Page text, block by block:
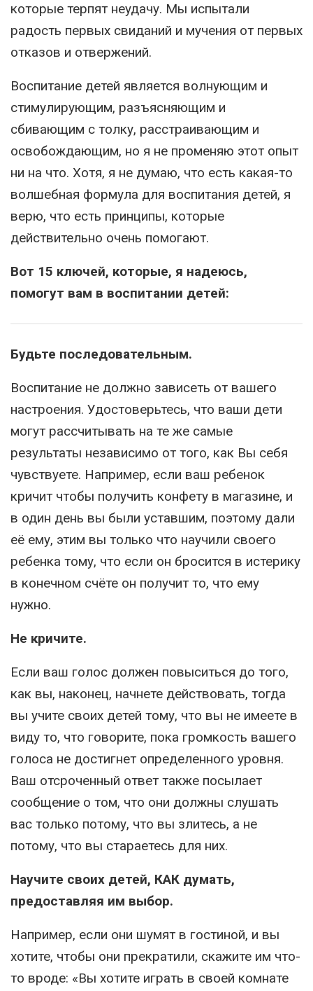
которые терпят неудачу. Мы испытали
радость первых свиданий и мучения от первых
отказов и отвержений.
Воспитание детей является волнующим и
стимулирующим, разъясняющим и
сбивающим с толку, расстраивающим и
освобождающим, но я не променяю этот опыт
ни на что. Хотя, я не думаю, что есть какая-то
волшебная формула для воспитания детей, я
верю, что есть принципы, которые
действительно очень помогают.
Вот 15 ключей, которые, я надеюсь,
помогут вам в воспитании детей:
Будьте последовательным.
Воспитание не должно зависеть от вашего
настроения. Удостоверьтесь, что ваши дети
могут рассчитывать на те же самые
результаты независимо от того, как Вы себя
чувствуете. Например, если ваш ребенок
кричит чтобы получить конфету в магазине, и
в один день вы были уставшим, поэтому дали
её ему, этим вы только что научили своего
ребенка тому, что если он бросится в истерику
в конечном счёте он получит то, что ему
нужно.
Не кричите.
Если ваш голос должен повыситься до того,
как вы, наконец, начнете действовать, тогда
вы учите своих детей тому, что вы не имеете в
виду то, что говорите, пока громкость вашего
голоса не достигнет определенного уровня.
Ваш отсроченный ответ также посылает
сообщение о том, что они должны слушать
вас только потому, что вы злитесь, а не
потому, что вы стараетесь для них.
Научите своих детей, КАК думать,
предоставляя им выбор.
Например, если они шумят в гостиной, и вы
хотите, чтобы они прекратили, скажите им что-
то вроде: «Вы хотите играть в своей комнате